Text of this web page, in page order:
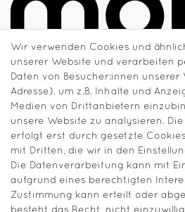
Wir verwenden Cookies und
unserer Website und verarbeiten
Daten von Besucher:innen unserer
Adresse), um z.B. Inhalte und
Medien von Drittanbietern
unsere Website zu analysieren.
erfolgt erst durch gesetzte
mit Dritten, die wir in den
Die Datenverarbeitung kann mit
aufgrund eines berechtigten
Zustimmung kann erteilt oder
besteht das Recht, nicht